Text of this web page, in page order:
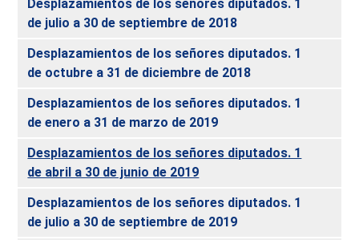
Desplazamientos de los señores diputados. 1
de julio a 30 de septiembre de 2018
Desplazamientos de los señores diputados. 1
de octubre a 31 de diciembre de 2018
Desplazamientos de los señores diputados. 1
de enero a 31 de marzo de 2019
Desplazamientos de los señores diputados. 1
de abril a 30 de junio de 2019
Desplazamientos de los señores diputados. 1
de julio a 30 de septiembre de 2019